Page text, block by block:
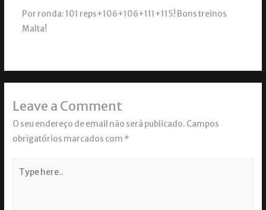
Por ronda: 101 reps+106+106+111+115! Bons treinos
Malta!
Leave a Comment
O seu endereço de email não será publicado. Campos
obrigatórios marcados com *